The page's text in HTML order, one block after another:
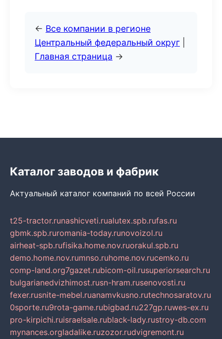
← Все компании в регионе
Центральный федеральный округ
Главная страница →
Каталог заводов и фабрик
Актуальный каталог компаний по всей России
t25-tractor.runashicveti.rualutex.spb.rufas.ru
gbmk.spb.ruromania-today.runovoizol.ru
airheat-spb.rufisika.home.nov.ruorakul.spb.ru
demo.home.nov.rumnso.ruhome.nov.rucemko.ru
comp-land.org7gazet.rubicom-oil.rusuperiorsearch.ru
bulgarianedvizhimost.rusn-hram.rusenovosti.ru
fexer.rusnite-mebel.ruanamvkusno.rutechnosaratov.ru
0sporte.ru9rota-game.rubigbad.ru227gp.ruwes-ex.ru
pro-kirpichi.ruisraelsale.rublack-lady.rustroy-db.com
mynances.orgladalike.ruzozor.rudvigremont.ru